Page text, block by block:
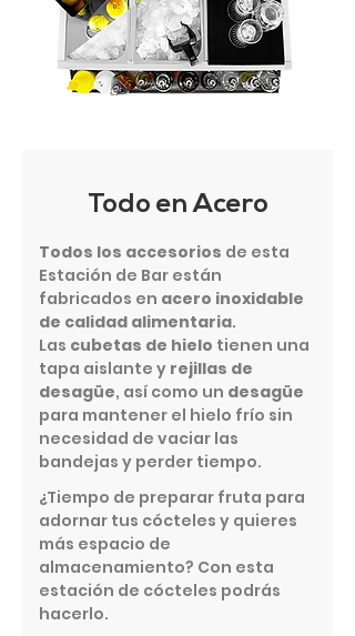
Todo en Acero
Todos los accesorios de esta
Estación de Bar están
fabricados en acero inoxidable
de calidad alimentaria.
Las cubetas de hielo tienen una
tapa aislante y rejillas de
desagüe, así como un desagüe
para mantener el hielo frío sin
necesidad de vaciar las
bandejas y perder tiempo.
¿Tiempo de preparar fruta para
adornar tus cócteles y quieres
más espacio de
almacenamiento? Con esta
estación de cócteles podrás
hacerlo.